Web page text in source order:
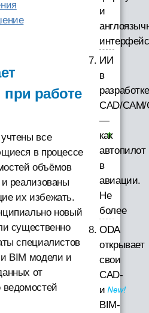
при работе
все
в процессе
объёмов
реализованы
их избежать.
новый
существенно
специалистов
BIM модели и
от
ведомостей
и
ИИ
в
разработке
CAD/
—
как
автопилот
в
авиации.
Не
более
ODA
открывает
свои
CAD-
и
BIM-